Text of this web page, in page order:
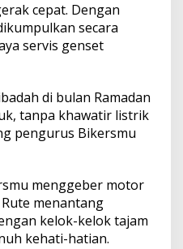
cepat. Dengan
secara
servis genset
di bulan Ramadan
tanpa khawatir listrik
pengurus Bikersmu
menggeber motor
menantang
kelok-kelok tajam
kehati-hatian.